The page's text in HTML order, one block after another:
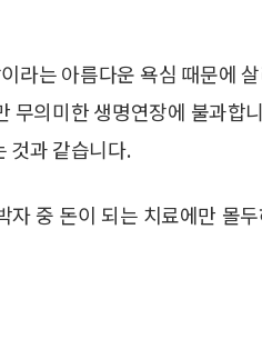
라는 아름다운 욕심 때문에
무의미한 생명연장에 불과합
것과 같습니다.
중 돈이 되는 치료에만 몰